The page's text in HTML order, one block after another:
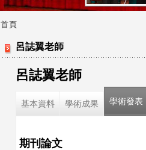
您
首頁
呂誌翼老師
呂誌翼老師
基本資料 學術成果 學術發表
期刊論文